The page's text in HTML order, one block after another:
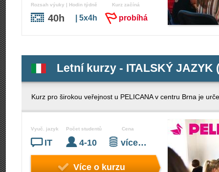
Rozsah výuky | Hodin týdně
40h | 5x4h
Kurz začíná
probíhá
Letní kurzy - ITALSKÝ JAZYK
Kurz pro širokou veřejnost u PELICANA v centru Brna je
Vyuč. jazyk
IT
Počet studentů
4-10
Cena
více…
Více o kurzu